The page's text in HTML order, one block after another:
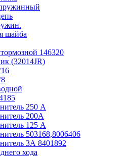
шайба
146320
(32014JR)
250 А
200А
125 А
503168,8006406
3А 8401892
хода